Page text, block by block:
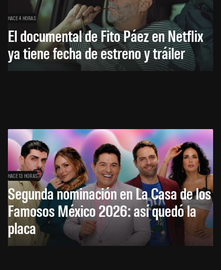
HACE 4 HORAS
El documental de Fito Páez en Netflix
ya tiene fecha de estreno y tráiler
HACE 13 HORAS
Segunda nominación en La Casa de los
Famosos México 2026: así quedó la
placa